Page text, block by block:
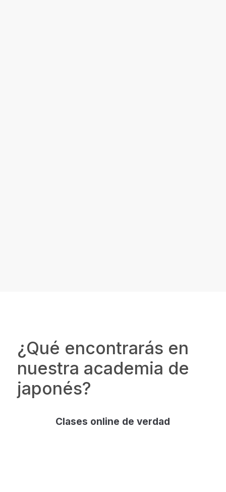
¿Qué encontrarás en
nuestra academia de
japonés?
Clases online de verdad